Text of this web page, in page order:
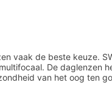
vaak de beste keuze.
De daglenzen
van het oog ten